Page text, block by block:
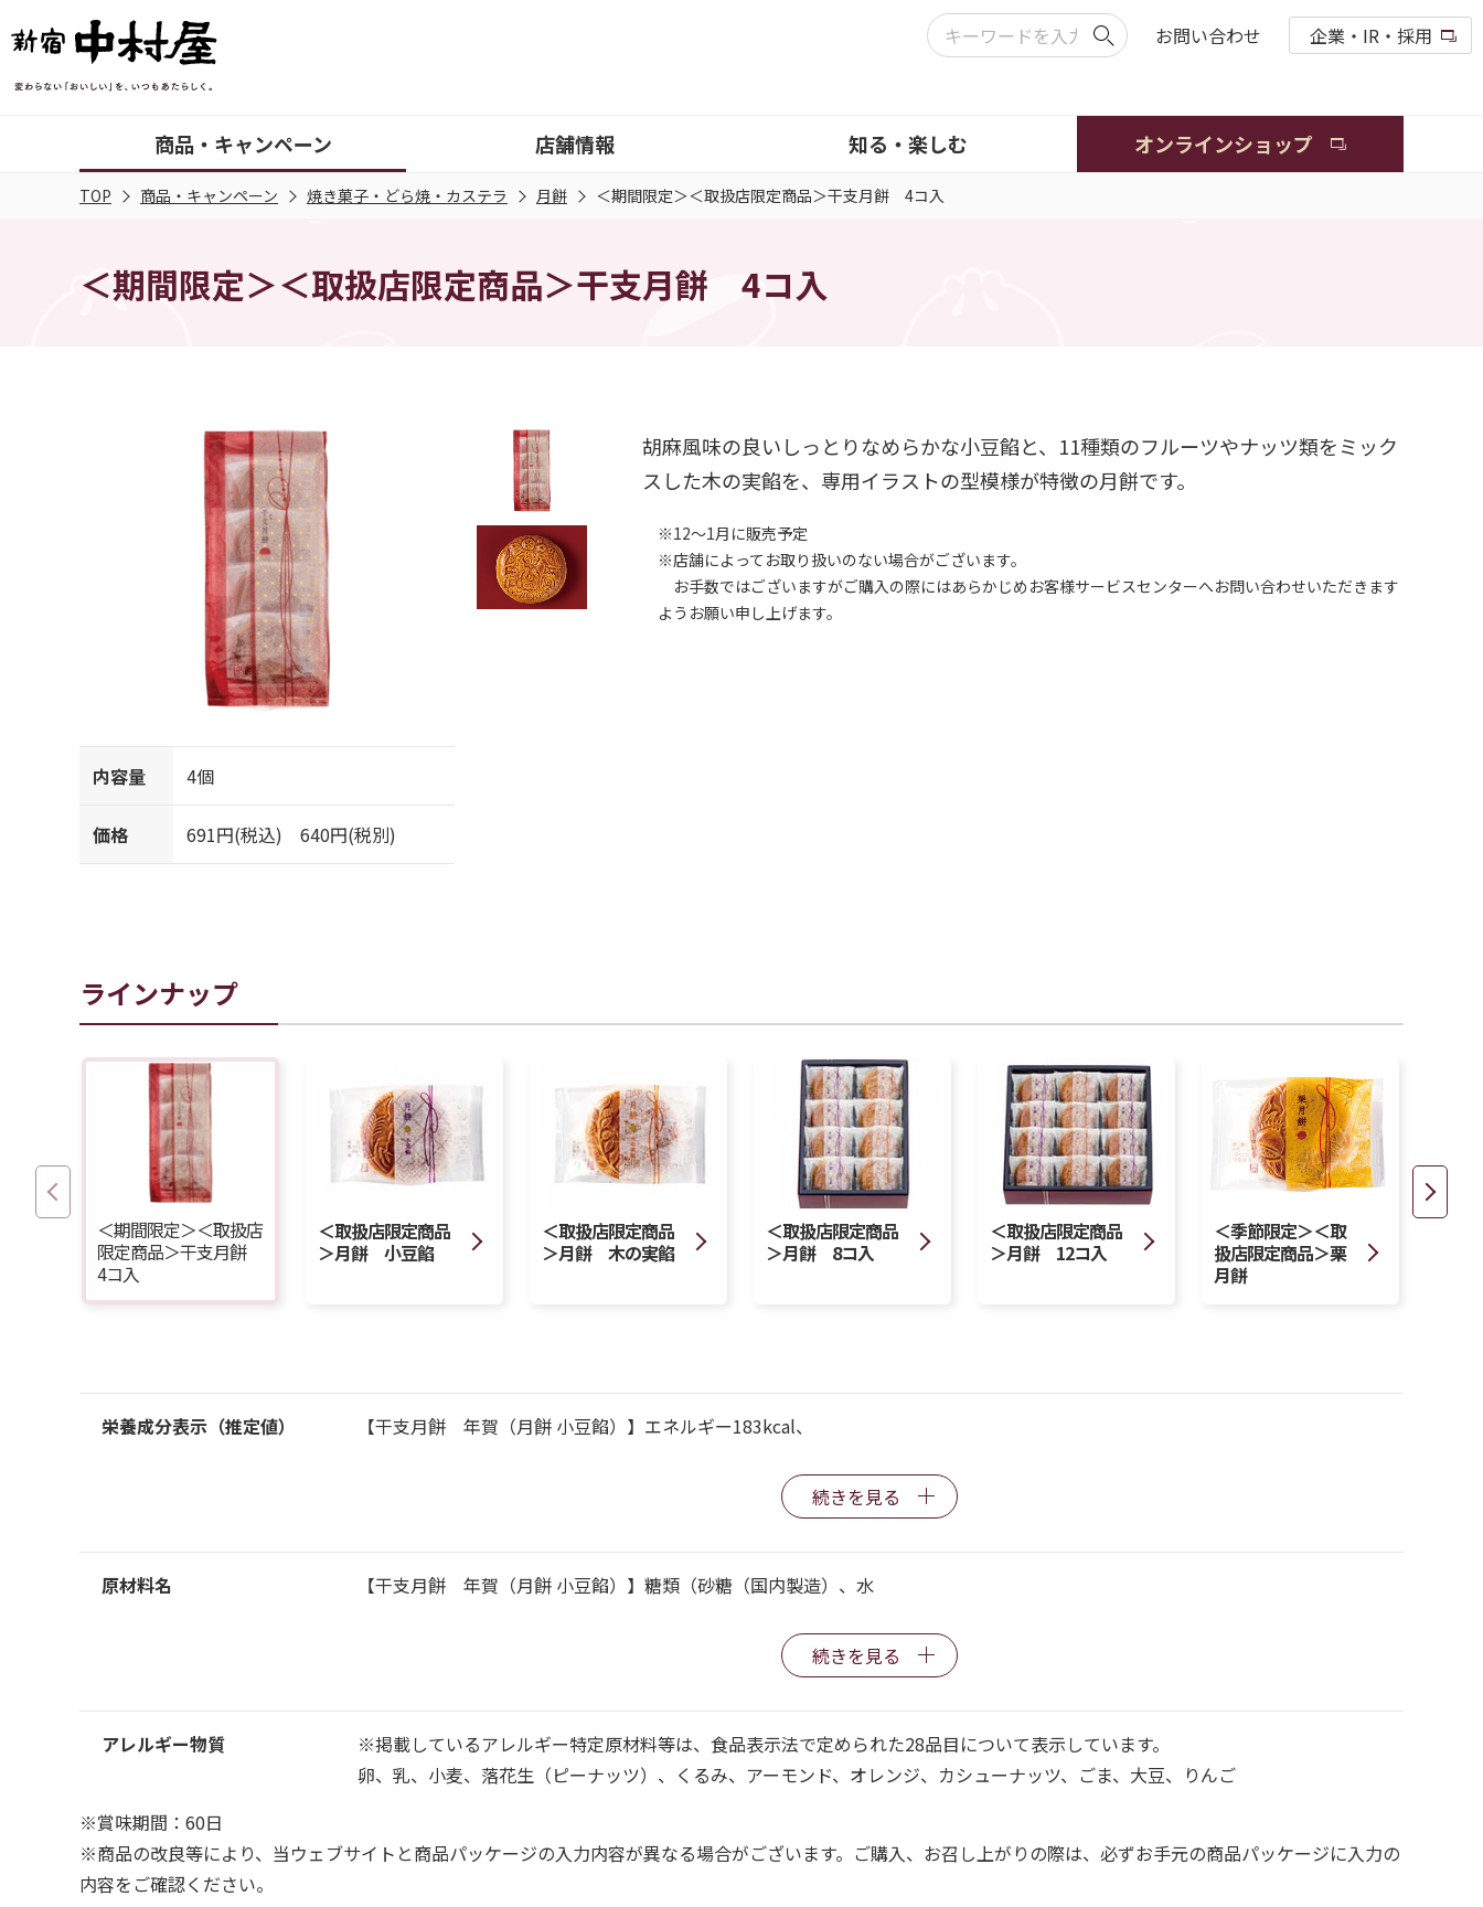
お問い合わせ 企業・IR・採用
商品・キャンペーン 店舗情報 知る・楽しむ オンラインショップ
TOP 商品・キャンペーン 焼き菓子・どら焼・カステラ 月餅 ＜期間限定＞＜取扱店限定商品＞干支月餅 4コ入
＜期間限定＞＜取扱店限定商品＞干支月餅 4コ入
内容量 4個
価格 691円(税込) 640円(税別)
胡麻風味の良いしっとりなめらかな小豆餡と、11種類のフルーツやナッツ類をミック
スした木の実餡を、専用イラストの型模様が特徴の月餅です。
※12～1月に販売予定
※店舗によってお取り扱いのない場合がございます。
お手数ではございますがご購入の際にはあらかじめお客様サービスセンターへお問い合わせいただきます
ようお願い申し上げます。
ラインナップ
＜期間限定＞＜取扱店
限定商品＞干支月餅
4コ入
＜取扱店限定商品
＞月餅 小豆餡
＜取扱店限定商品
＞月餅 木の実餡
＜取扱店限定商品
＞月餅 8コ入
＜取扱店限定商品
＞月餅 12コ入
＜季節限定＞＜取
扱店限定商品＞栗
月餅
栄養成分表示（推定値） 【干支月餅 年賀（月餅 小豆餡）】エネルギー183kcal、
続きを見る
原材料名 【干支月餅 年賀（月餅 小豆餡）】糖類（砂糖（国内製造）、水
続きを見る
アレルギー物質
※掲載しているアレルギー特定原材料等は、食品表示法で定められた28品目について表示しています。
卵、乳、小麦、落花生（ピーナッツ）、くるみ、アーモンド、オレンジ、カシューナッツ、ごま、大豆、りんご
※賞味期間：60日
※商品の改良等により、当ウェブサイトと商品パッケージの入力内容が異なる場合がございます。ご購入、お召し上がりの際は、必ずお手元の商品パッケージに入力の
内容をご確認ください。